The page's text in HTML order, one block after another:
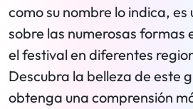
como su nombre lo indica, es
sobre las numerosas formas
el festival en diferentes
Descubra la belleza de este
obtenga una comprensión